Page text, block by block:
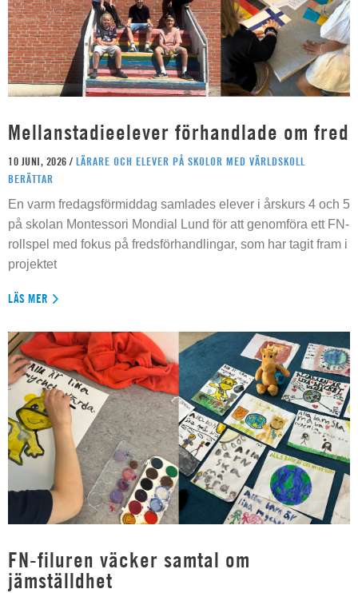
Mellanstadieelever förhandlade om fred
10 JUNI, 2026 / LÄRARE OCH ELEVER PÅ SKOLOR MED VÄRLDSKOLL
BERÄTTAR
En varm fredagsförmiddag samlades elever i årskurs 4 och 5
på skolan Montessori Mondial Lund för att genomföra ett FN-
rollspel med fokus på fredsförhandlingar, som har tagit fram i
projektet
LÄS MER
FN-filuren väcker samtal om
jämställdhet